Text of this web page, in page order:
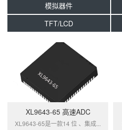
模拟器件
TFT/LCD
XL9643-65 高速ADC
XL9643-65是一款14 位 、集成...